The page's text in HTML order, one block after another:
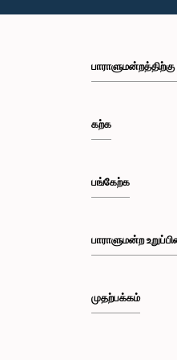
கற்க
பங்கேற்க
பாராளுமன்ற
முதற்பக்கம்